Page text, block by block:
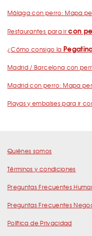
Málaga con perro: Mapa
Restaurantes para ircon
¿Cómo consigo la
Madrid / Barcelona con
Madrid con perro: Mapa
Playas y embalses para ir
Quiénes somos
Términos y condiciones
Preguntas Frecuentes
Preguntas Frecuentes
Política de Privacidad